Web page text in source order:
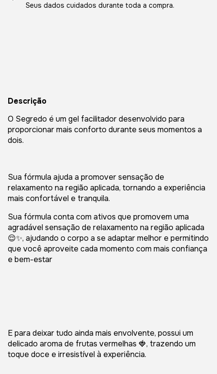
Seus dados cuidados durante toda a compra.
Descrição
O Segredo é um gel facilitador desenvolvido para
proporcionar mais conforto durante seus momentos a
dois.
Sua fórmula ajuda a promover sensação de
relaxamento na região aplicada, tornando a experiência
mais confortável e tranquila.
Sua fórmula conta com ativos que promovem uma
agradável sensação de relaxamento na região aplicada
😌✨, ajudando o corpo a se adaptar melhor e permitindo
que você aproveite cada momento com mais confiança
e bem-estar
E para deixar tudo ainda mais envolvente, possui um
delicado aroma de frutas vermelhas 🍓, trazendo um
toque doce e irresistível à experiência.